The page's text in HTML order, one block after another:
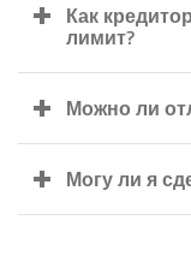
Как
лимит?
Можно ли
Могу ли я